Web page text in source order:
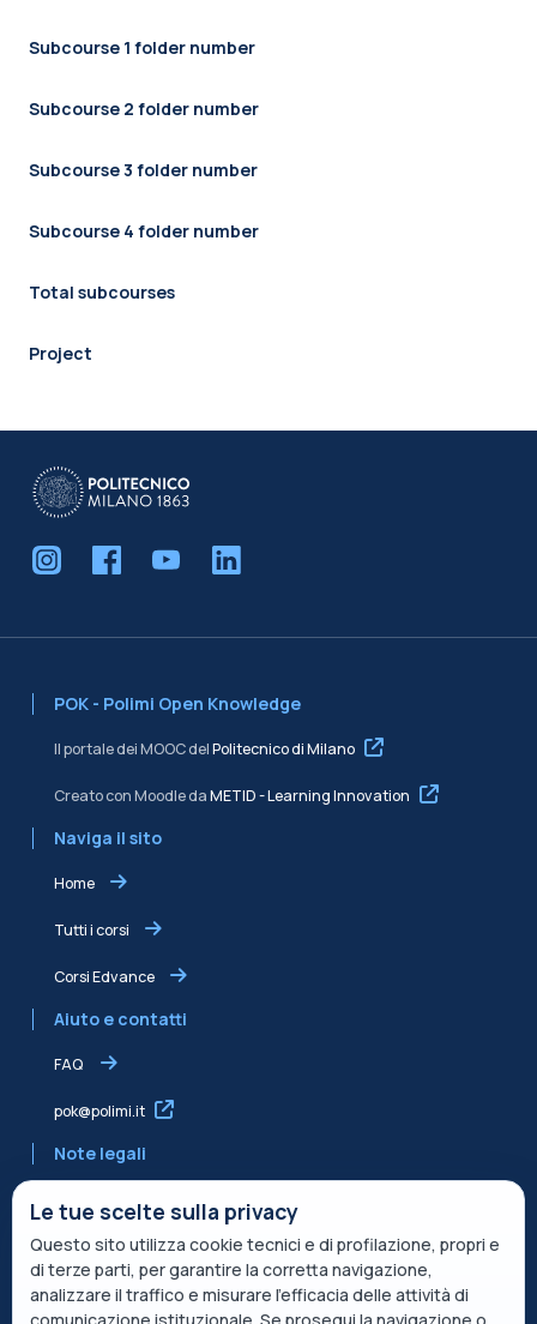
Subcourse 1 folder number
Subcourse 2 folder number
Subcourse 3 folder number
Subcourse 4 folder number
Total subcourses
Project
POK - Polimi Open Knowledge
Il portale dei MOOC delPolitecnico di Milano
Creato con Moodle daMETID - Learning Innovation
Naviga il sito
Home
Tutti i corsi
Corsi Edvance
Aiuto e contatti
FAQ
pok@polimi.it
Note legali
Informativa condivisa Edvance per il trattamento dei dati
Termini di servizio
Le tue scelte sulla privacy
Questo sito utilizza cookie tecnici e di profilazione, propri e
di terze parti, per garantire la corretta navigazione,
analizzare il traffico e misurare l’efficacia delle attività di